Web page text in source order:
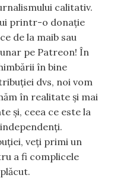
calitativ.
printr-o donație
de la maib sau
pe Patreon! În
în bine
dvs, noi vom
în realitate și mai
și, ceea ce este la
veți primi un
a fi complicele